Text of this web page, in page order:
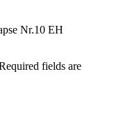
Nr.10 EH
fields are